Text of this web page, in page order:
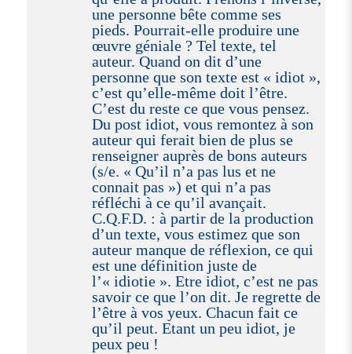
une personne bête comme ses
pieds. Pourrait-elle produire une
œuvre géniale ? Tel texte, tel
auteur. Quand on dit d’une
personne que son texte est « idiot »,
c’est qu’elle-même doit l’être.
C’est du reste ce que vous pensez.
Du post idiot, vous remontez à son
auteur qui ferait bien de plus se
renseigner auprès de bons auteurs
(s/e. « Qu’il n’a pas lus et ne
connait pas ») et qui n’a pas
réfléchi à ce qu’il avançait.
C.Q.F.D. : à partir de la production
d’un texte, vous estimez que son
auteur manque de réflexion, ce qui
est une définition juste de
l’« idiotie ». Etre idiot, c’est ne pas
savoir ce que l’on dit. Je regrette de
l’être à vos yeux. Chacun fait ce
qu’il peut. Etant un peu idiot, je
peux peu !